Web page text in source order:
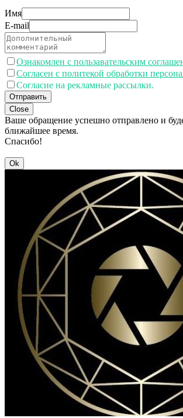
Имя
E-mail
Ознакомлен с пользавательским
Согласен с политекой обработки
Согласие на рекламные рассылки.
Отправить
Close
Ваше обращение успешно отправлено и
ближайшее время.
Спасибо!
Ok